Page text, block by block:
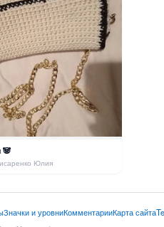
🐼
Юлия
Значки и уровниКомментарииКарта сайта